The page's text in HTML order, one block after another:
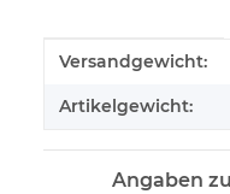
Produkteigenschaft
Wert
Versandgewicht:
Artikelgewicht:
Angaben